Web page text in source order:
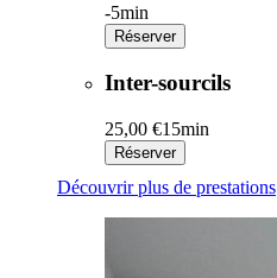
-5min
Réserver
Inter-sourcils
25,00 €15min
Réserver
Découvrir plus de prestations